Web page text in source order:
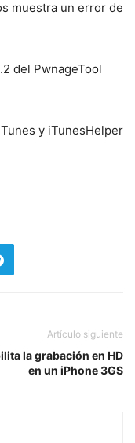
muestra un error de
del PwnageTool
y iTunesHelper
Artículo siguiente
la grabación en HD
en un iPhone 3GS